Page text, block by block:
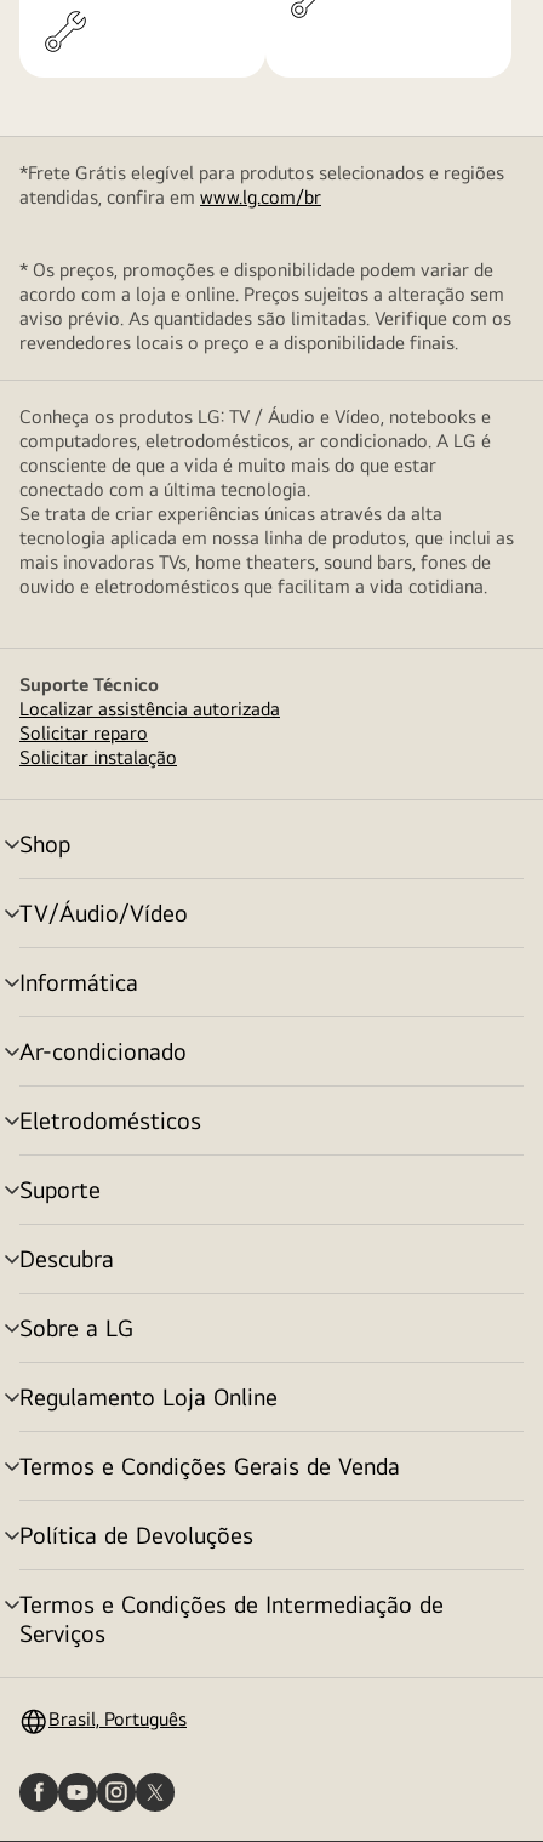
*Frete Grátis elegível para produtos selecionados e regiões
atendidas, confira em www.lg.com/br
* Os preços, promoções e disponibilidade podem variar de
acordo com a loja e online. Preços sujeitos a alteração sem
aviso prévio. As quantidades são limitadas. Verifique com os
revendedores locais o preço e a disponibilidade finais.
Conheça os produtos LG: TV / Áudio e Vídeo, notebooks e
computadores, eletrodomésticos, ar condicionado. A LG é
consciente de que a vida é muito mais do que estar
conectado com a última tecnologia.
Se trata de criar experiências únicas através da alta
tecnologia aplicada em nossa linha de produtos, que inclui as
mais inovadoras TVs, home theaters, sound bars, fones de
ouvido e eletrodomésticos que facilitam a vida cotidiana.
Suporte Técnico
Localizar assistência autorizada
Solicitar reparo
Solicitar instalação
Shop
alternar
menu
TV/Áudio/Vídeo
alternar
menu
Informática
alternar
menu
Ar-condicionado
alternar
menu
Eletrodomésticos
alternar
menu
Suporte
alternar
menu
Descubra
alternar
menu
Sobre a LG
alternar
menu
Regulamento Loja Online
alternar
menu
Termos e Condições Gerais de Venda
alternar
menu
Política de Devoluções
alternar
menu
Termos e Condições de Intermediação de
Serviços
alternar
Brasil, Português